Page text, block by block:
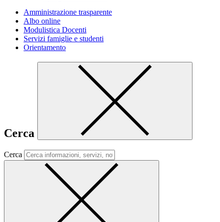
Amministrazione trasparente
Albo online
Modulistica Docenti
Servizi famiglie e studenti
Orientamento
Cerca
Cerca